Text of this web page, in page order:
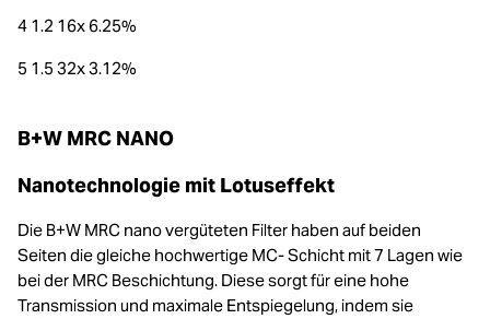
4 1.2 16x 6.25%
5 1.5 32x 3.12%
B+W MRC NANO
Nanotechnologie mit Lotuseffekt
Die B+W MRC nano vergüteten Filter haben auf beiden
Seiten die gleiche hochwertige MC- Schicht mit 7 Lagen wie
bei der MRC Beschichtung. Diese sorgt für eine hohe
Transmission und maximale Entspiegelung, indem sie